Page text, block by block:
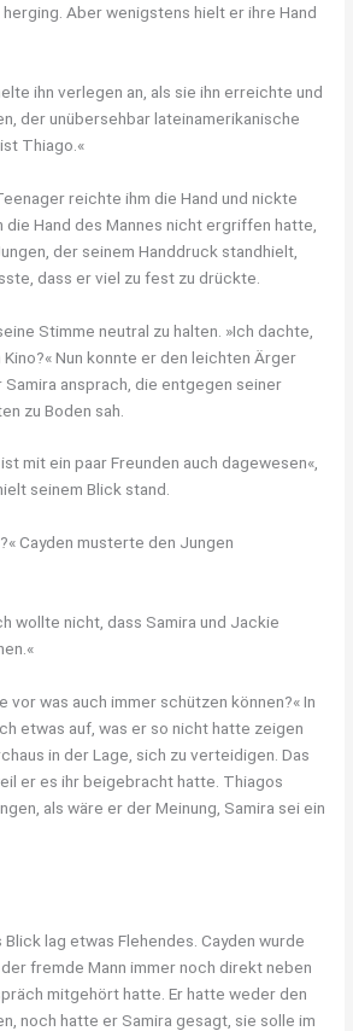
Aber wenigstens hielt er ihre Hand
ihn verlegen an, als sie ihn erreichte und
der unübersehbar lateinamerikanische
Thiago.«
reichte ihm die Hand und nickte
die Hand des Mannes nicht ergriffen hatte,
der seinem Handdruck standhielt,
dass er viel zu fest zu drückte.
Stimme neutral zu halten. »Ich dachte,
Nun konnte er den leichten Ärger
ansprach, die entgegen seiner
zu Boden sah.
mit ein paar Freunden auch dagewesen«,
seinem Blick stand.
Cayden musterte den Jungen
wollte nicht, dass Samira und Jackie
vor was auch immer schützen können?« In
etwas auf, was er so nicht hatte zeigen
in der Lage, sich zu verteidigen. Das
er es ihr beigebracht hatte. Thiagos
als wäre er der Meinung, Samira sei ein
Blick lag etwas Flehendes. Cayden wurde
fremde Mann immer noch direkt neben
mitgehört hatte. Er hatte weder den
noch hatte er Samira gesagt, sie solle im